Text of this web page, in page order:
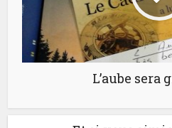
L’aube sera